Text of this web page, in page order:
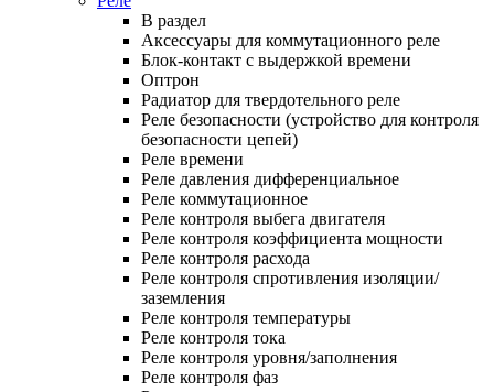
В раздел
Аксессуары для коммутационного реле
Блок-контакт с выдержкой времени
Оптрон
Радиатор для твердотельного реле
Реле безопасности (устройство для контроля
безопасности цепей)
Реле времени
Реле давления дифференциальное
Реле коммутационное
Реле контроля выбега двигателя
Реле контроля коэффициента мощности
Реле контроля расхода
Реле контроля спротивления изоляции/
заземления
Реле контроля температуры
Реле контроля тока
Реле контроля уровня/заполнения
Реле контроля фаз